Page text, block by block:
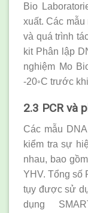
Bio
xuất. Các
và quá trình
kit Phân lập
nghiệm Mo
-20◦C trước
2.3 PCR và
Các mẫu
kiểm tra sự
nhau, bao
YHV. Tổng số
tụy được sử
dụng